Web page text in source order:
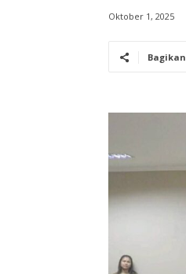
Oktober 1, 2025
Bagikan